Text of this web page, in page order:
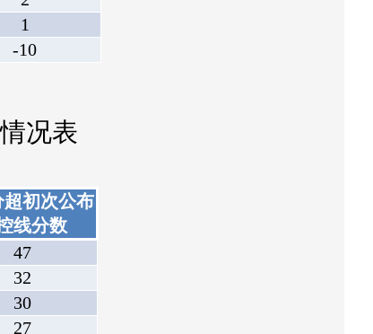
1
-10
况表
超初次公布
线分数
47
32
30
27